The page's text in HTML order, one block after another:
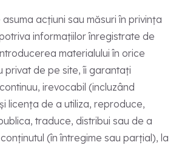
acțiuni sau măsuri în privința
informațiilor înregistrate de
materialului în orice
privat de pe site, îi garantați
irevocabil (incluzând
licența de a utiliza, reproduce,
traduce, distribui sau de a
(în întregime sau parțial), la